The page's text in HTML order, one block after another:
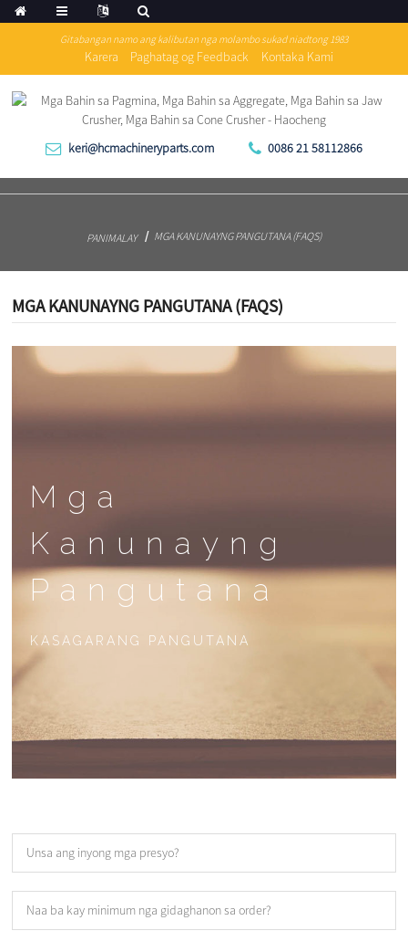
Gitabangan namo ang kalibutan nga molambo sukad niadtong 1983
Karera Paghatag og Feedback Kontaka Kami
keri@hcmachineryparts.com 0086 21 58112866
PANIMALAY MGA KANUNAYNG PANGUTANA (FAQS)
MGA KANUNAYNG PANGUTANA (FAQS)
Mga
Kanunayng
Pangutana
KASAGARANG PANGUTANA
Unsa ang inyong mga presyo?
Naa ba kay minimum nga gidaghanon sa order?